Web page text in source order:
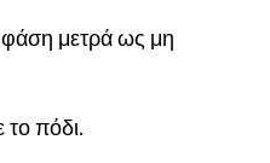
φάση μετρά ως μη
πόδι.